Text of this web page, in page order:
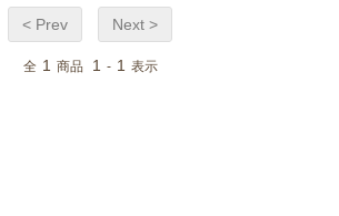
< Prev Next >
全 1 商品 1 - 1 表示